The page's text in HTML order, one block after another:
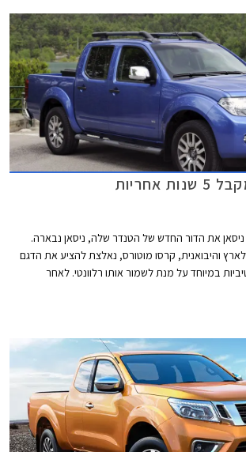
ניסאן את הדור החדש של הטנדר שלה, ניסאן נבארה.
והיבואנית, קרסו מוטורס, נאלצת להציע את הדגם
במיוחד על מנת לשמור אותו רלוונטי. לאחר